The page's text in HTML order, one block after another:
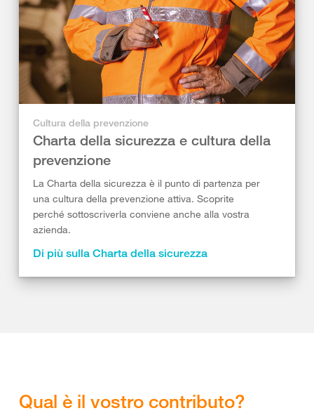
Cultura della prevenzione
Charta della sicurezza e cultura della
prevenzione
La Charta della sicurezza è il punto di partenza per
una cultura della prevenzione attiva. Scoprite
perché sottoscriverla conviene anche alla vostra
azienda.
Di più sulla Charta della sicurezza
Qual è il vostro contributo?